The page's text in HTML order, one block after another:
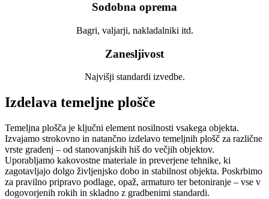
Sodobna oprema
Bagri, valjarji, nakladalniki itd.
Zanesljivost
Najvišji standardi izvedbe.
Izdelava temeljne plošče
Temeljna plošča je ključni element nosilnosti vsakega objekta.
Izvajamo strokovno in natančno izdelavo temeljnih plošč za različne
vrste gradenj – od stanovanjskih hiš do večjih objektov.
Uporabljamo kakovostne materiale in preverjene tehnike, ki
zagotavljajo dolgo življenjsko dobo in stabilnost objekta. Poskrbimo
za pravilno pripravo podlage, opaž, armaturo ter betoniranje – vse v
dogovorjenih rokih in skladno z gradbenimi standardi.